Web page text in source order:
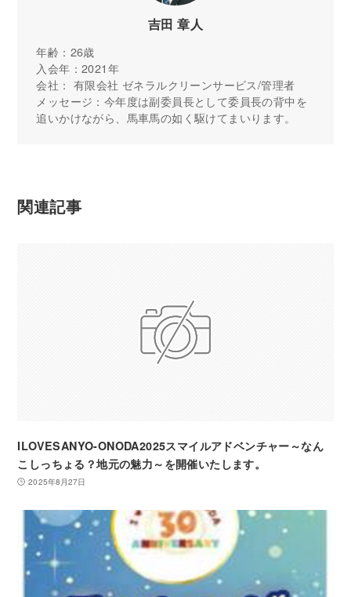
吉田 章人
年齢：26歳
入会年：2021年
会社： 有限会社 ゼネラルクリーンサービス/管理者
メッセージ：今年度は副委員長として委員長の背中を
追いかけながら、馬車馬の如く駆けてまいります。
関連記事
ILOVESANYO-ONODA2025スマイルアドベンチャー～なん
こしっちょる？地元の魅力～を開催いたします。
2025年8月27日